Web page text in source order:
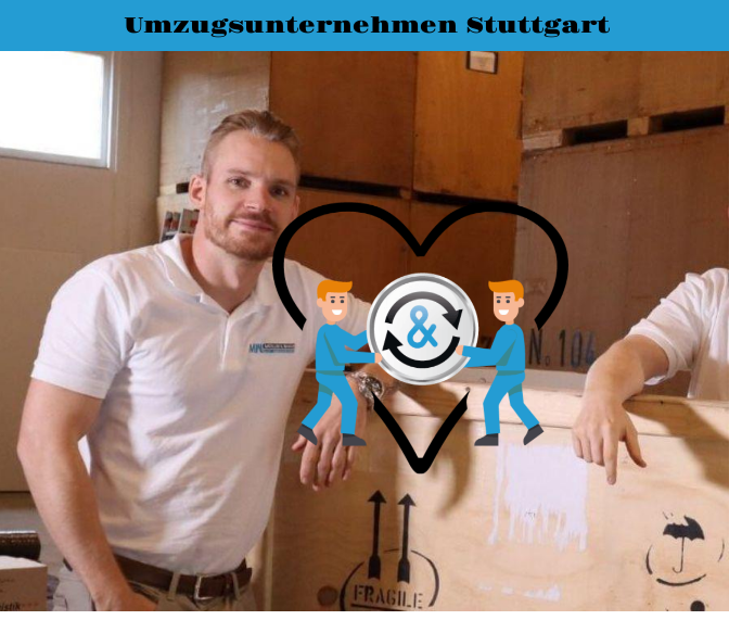
Umzugsunternehmen Stuttgart